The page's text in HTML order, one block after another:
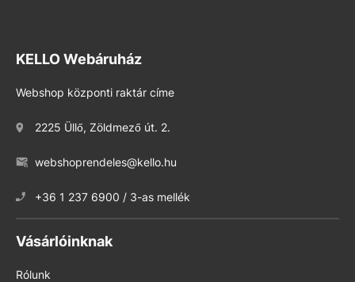
KELLO Webáruház
Webshop központi raktár címe
2225 Üllő, Zöldmező út. 2.
webshoprendeles@kello.hu
+36 1 237 6900 / 3-as mellék
Vásárlóinknak
Rólunk